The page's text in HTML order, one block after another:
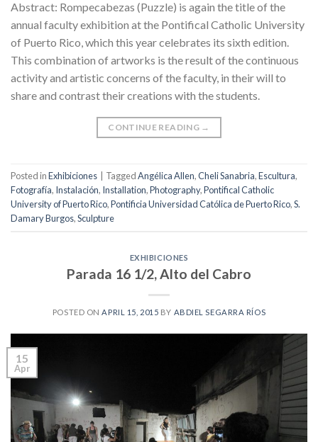
Abstract: Rompecabezas (Puzzle) is again the title of the
annual faculty exhibition at the Pontifical Catholic University
of Puerto Rico, which this year celebrates its sixth edition.
This combination of artworks is the result of the continuous
activity and artistic concerns of the faculty, in their will to
share and contrast their creations with the students.
CONTINUE READING →
Posted inExhibiciones TaggedAngélica Allen,Cheli Sanabria,Escultura,
Fotografía, Instalación, Installation,Photography,Pontifical Catholic
University of Puerto Rico,Pontificia Universidad Católica de Puerto Rico,S.
Damary Burgos,Sculpture
EXHIBICIONES
Parada 16 1/2, Alto del Cabro
POSTED ONAPRIL 15, 2015 BY ABDIEL SEGARRA RÍOS
15
Apr